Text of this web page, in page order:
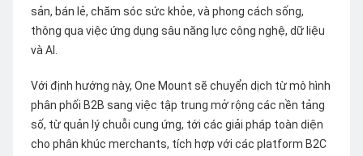
sản, bán lẻ, chăm sóc sức khỏe, và phong cách sống,
thông qua việc ứng dụng sâu năng lực công nghệ, dữ liệu
và AI.
Với định hướng này, One Mount sẽ chuyển dịch từ mô hình
phân phối B2B sang việc tập trung mở rộng các nền tảng
số, từ quản lý chuỗi cung ứng, tới các giải pháp toàn diện
cho phân khúc merchants, tích hợp với các platform B2C